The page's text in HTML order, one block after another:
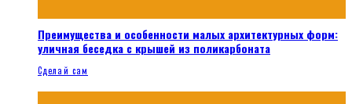
Преимущества и особенности малых архитектурных форм:
уличная беседка с крышей из поликарбоната
Сделай сам